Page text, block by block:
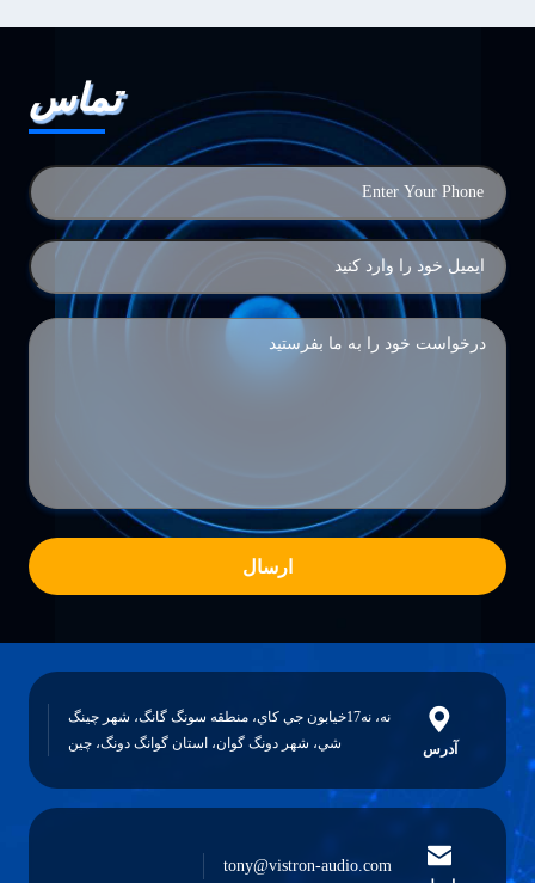
تماس
ارسال
آدرس
نه، نه17خيابون جي کاي، منطقه سونگ گانگ، شهر چينگ
شي، شهر دونگ گوان، استان گوانگ دونگ، چين
tony@vistron-audio.com